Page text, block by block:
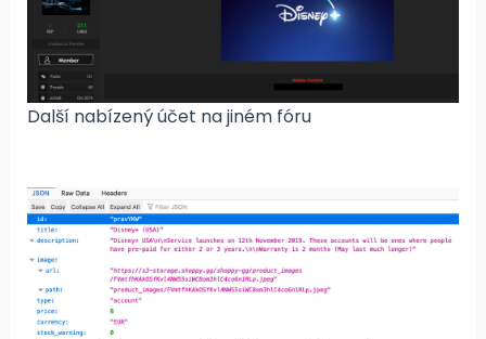
Další nabízený účet na jiném fóru